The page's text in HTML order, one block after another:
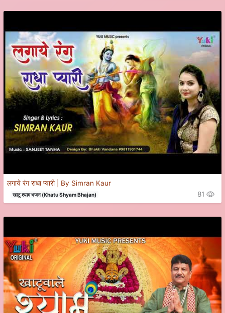
लगाये रंग राधा प्यारी | By Simran Kaur
खाटू श्याम भजन (Khatu Shyam Bhajan) 81